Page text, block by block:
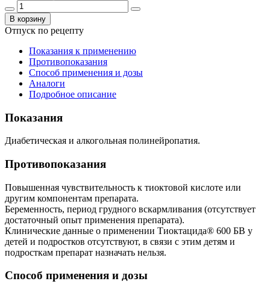
В корзину
Отпуск по рецепту
Показания к применению
Противопоказания
Способ применения и дозы
Аналоги
Подробное описание
Показания
Диабетическая и алкогольная полинейропатия.
Противопоказания
Повышенная чувствительность к тиоктовой кислоте или
другим компонентам препарата.
Беременность, период грудного вскармливания (отсутствует
достаточный опыт применения препарата).
Клинические данные о применении Тиоктацида® 600 БВ у
детей и подростков отсутствуют, в связи с этим детям и
подросткам препарат назначать нельзя.
Способ применения и дозы